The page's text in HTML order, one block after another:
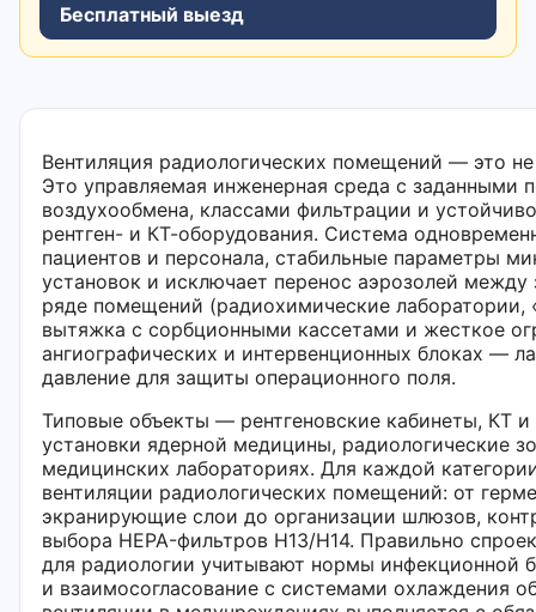
Бесплатный выезд
Вентиляция радиологических помещений — это
Это управляемая инженерная среда с заданными
воздухообмена, классами фильтрации и
рентген- и КТ-оборудования. Система
пациентов и персонала, стабильные параметры
установок и исключает перенос аэрозолей между
ряде помещений (радиохимические лаборатории,
вытяжка с сорбционными кассетами и жесткое
ангиографических и интервенционных блоках —
давление для защиты операционного поля.
Типовые объекты — рентгеновские кабинеты, КТ и
установки ядерной медицины, радиологические
медицинских лабораториях. Для каждой
вентиляции радиологических помещений: от
экранирующие слои до организации шлюзов,
выбора HEPA-фильтров H13/H14. Правильно
для радиологии учитывают нормы инфекционной
и взаимосогласование с системами охлаждения